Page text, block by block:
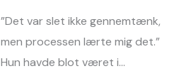
”Det var slet ikke gennemtænk,
men processen lærte mig det.”
Hun havde blot været i…